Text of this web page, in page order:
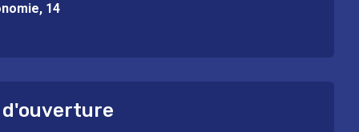
14
d'ouverture